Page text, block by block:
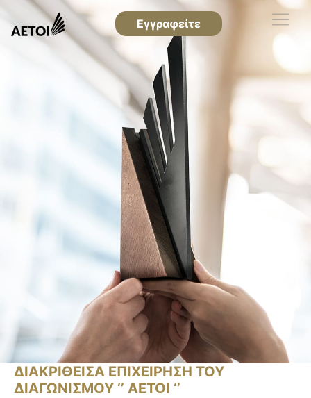
Εγγραφείτε
ΔΙΑΚΡΙΘΕΙΣΑ ΕΠΙΧΕΙΡΗΣΗ ΤΟΥ
ΔΙΑΓΩΝΙΣΜΟΥ ‘’ ΑΕΤΟΙ ‘’